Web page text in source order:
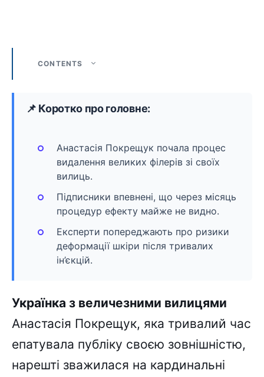
CONTENTS
📌 Коротко про головне:
Анастасія Покрещук почала процес
видалення великих філерів зі своїх
вилиць.
Підписники впевнені, що через місяць
процедур ефекту майже не видно.
Експерти попереджають про ризики
деформації шкіри після тривалих
ін’єкцій.
Українка з величезними вилицями
Анастасія Покрещук, яка тривалий час
епатувала публіку своєю зовнішністю,
нарешті зважилася на кардинальні